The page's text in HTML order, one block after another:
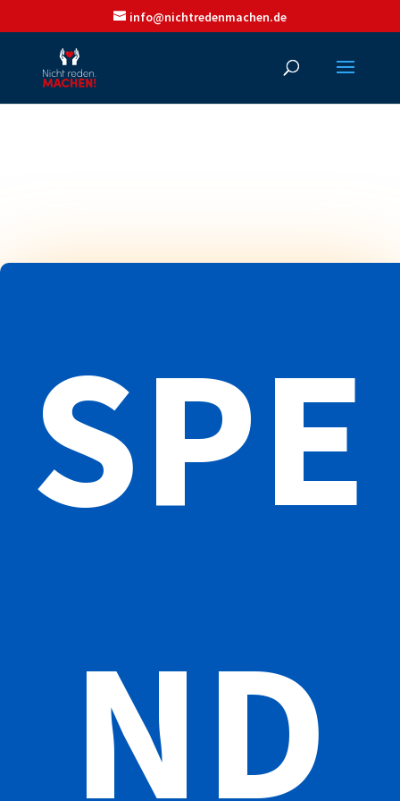
info@nichtredenmachen.de
SPE
ND